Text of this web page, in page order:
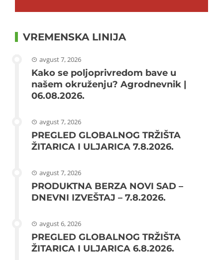
VREMENSKA LINIJA
avgust 7, 2026
Kako se poljoprivredom bave u
našem okruženju? Agrodnevnik |
06.08.2026.
avgust 7, 2026
PREGLED GLOBALNOG TRŽIŠTA
ŽITARICA I ULJARICA 7.8.2026.
avgust 7, 2026
PRODUKTNA BERZA NOVI SAD –
DNEVNI IZVEŠTAJ – 7.8.2026.
avgust 6, 2026
PREGLED GLOBALNOG TRŽIŠTA
ŽITARICA I ULJARICA 6.8.2026.